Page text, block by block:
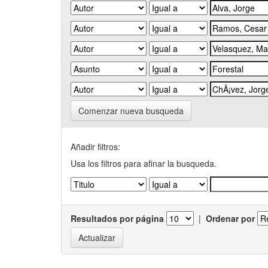
Comenzar nueva busqueda
Añadir filtros:
Usa los filtros para afinar la busqueda.
Resultados por página | Ordenar por